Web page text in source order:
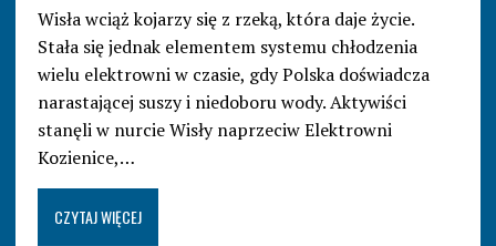
Wisła wciąż kojarzy się z rzeką, która daje życie.
Stała się jednak elementem systemu chłodzenia
wielu elektrowni w czasie, gdy Polska doświadcza
narastającej suszy i niedoboru wody. Aktywiści
stanęli w nurcie Wisły naprzeciw Elektrowni
Kozienice,…
CZYTAJ WIĘCEJ